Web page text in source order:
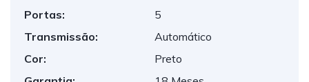
Portas:
5
Transmissão:
Automático
Cor:
Preto